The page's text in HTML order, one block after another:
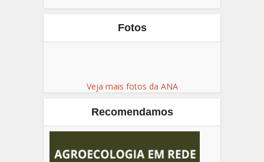
Fotos
Veja mais fotos da ANA
Recomendamos